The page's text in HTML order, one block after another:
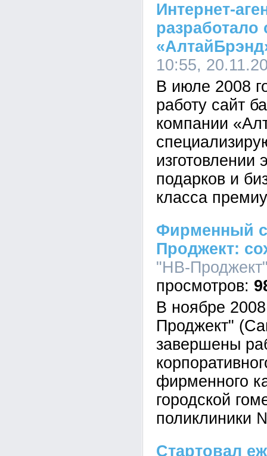
Интернет-
разработало
10:55,
В июле 2008
работу сайт
компании
изготовлении
подарков и
класса
Фирменный
Проджект:
"НВ-
В ноябре
Проджект"
завершены
фирменного
городской
поликлиники
Стартовал